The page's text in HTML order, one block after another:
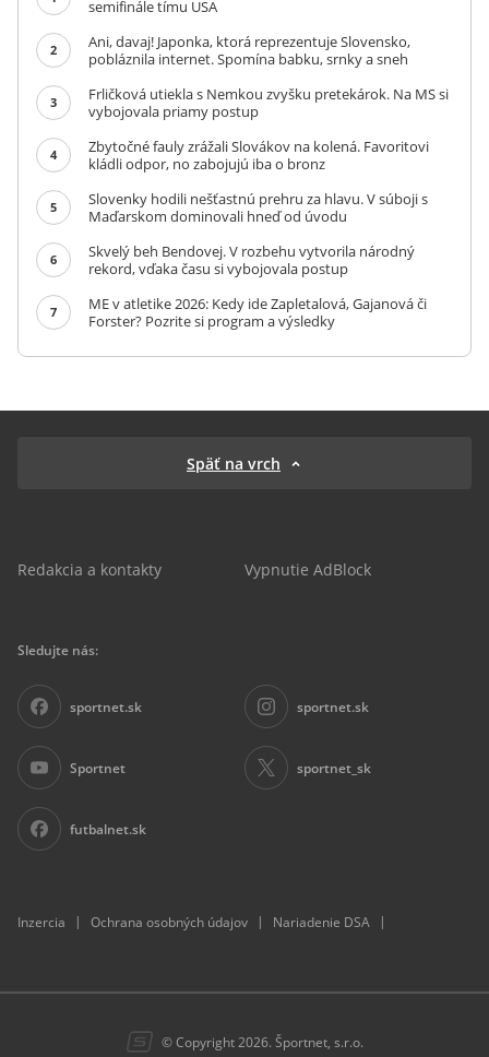
semifinále tímu USA
2
Ani, davaj! Japonka, ktorá reprezentuje Slovensko,
pobláznila internet. Spomína babku, srnky a sneh
3
Frličková utiekla s Nemkou zvyšku pretekárok. Na MS si
vybojovala priamy postup
4
Zbytočné fauly zrážali Slovákov na kolená. Favoritovi
kládli odpor, no zabojujú iba o bronz
5
Slovenky hodili nešťastnú prehru za hlavu. V súboji s
Maďarskom dominovali hneď od úvodu
6
Skvelý beh Bendovej. V rozbehu vytvorila národný
rekord, vďaka času si vybojovala postup
7
ME v atletike 2026: Kedy ide Zapletalová, Gajanová či
Forster? Pozrite si program a výsledky
Späť na vrch
Redakcia a kontakty Vypnutie AdBlock
Sledujte nás:
sportnet.sk sportnet.sk
Sportnet sportnet_sk
futbalnet.sk
Inzercia | Ochrana osobných údajov | Nariadenie DSA |
© Copyright 2026. Športnet, s.r.o.